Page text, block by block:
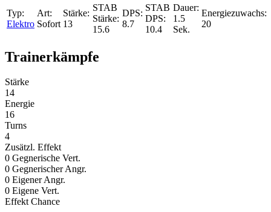
Elektro Sofort 13
15.6
8.7
10.4
1.5
Sek.
20
Trainerkämpfe
Stärke
14
Energie
16
Turns
4
Zusätzl. Effekt
0 Gegnerische Vert.
0 Gegnerischer Angr.
0 Eigener Angr.
0 Eigene Vert.
Effekt Chance